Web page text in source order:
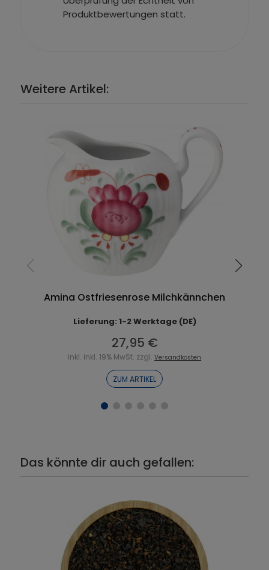
Produktbewertungen statt.
Weitere Artikel:
Amina Ostfriesenrose Milchkännchen
Lieferung: 1-2 Werktage (DE)
27,95 €
inkl. inkl. 19% MwSt. zzgl.Versandkosten
ZUM ARTIKEL
Das könnte dir auch gefallen: